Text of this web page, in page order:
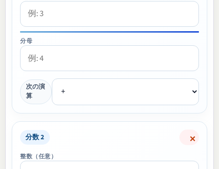
分母
次の演
算
分数 2 ✕
整数（任意）